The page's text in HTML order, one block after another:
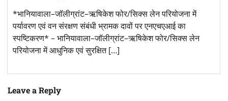
*भानियावाला–जॉलीग्रांट–ऋषिकेश फोर/सिक्स लेन परियोजना में
पर्यावरण एवं वन संरक्षण संबंधी भ्रामक दावों पर एनएचएआई का
स्पष्टिकरण* – भानियावाला–जॉलीग्रांट–ऋषिकेश फोर/सिक्स लेन
परियोजना में आधुनिक एवं सुरक्षित […]
Leave a Reply